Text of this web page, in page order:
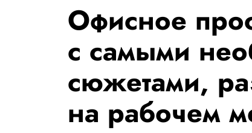
Офисное
с самыми
сюжетами,
на рабочем